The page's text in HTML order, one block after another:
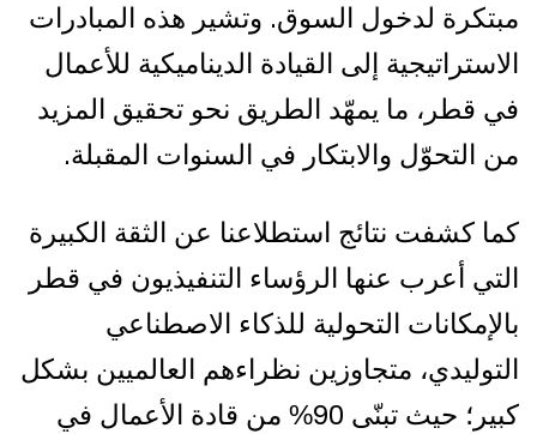
مبتكرة لدخول السوق. وتشير هذه المبادرات
الاستراتيجية إلى القيادة الديناميكية للأعمال
في قطر، ما يمهّد الطريق نحو تحقيق المزيد
من التحوّل والابتكار في السنوات المقبلة.
كما كشفت نتائج استطلاعنا عن الثقة الكبيرة
التي أعرب عنها الرؤساء التنفيذيون في قطر
بالإمكانات التحولية للذكاء الاصطناعي
التوليدي، متجاوزين نظراءهم العالميين بشكل
كبير؛ حيث تبنّى 90% من قادة الأعمال في